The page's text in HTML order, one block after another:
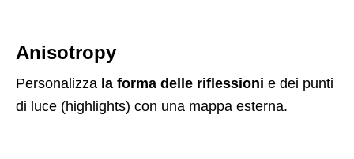
Anisotropy
Personalizza la forma delle riflessioni e dei punti
di luce (highlights) con una mappa esterna.